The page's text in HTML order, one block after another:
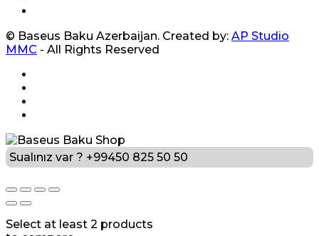
© Baseus Baku Azerbaijan. Created by: AP Studio
MMC - All Rights Reserved
Sualınız var ? +99450 825 50 50
Select at least 2 products